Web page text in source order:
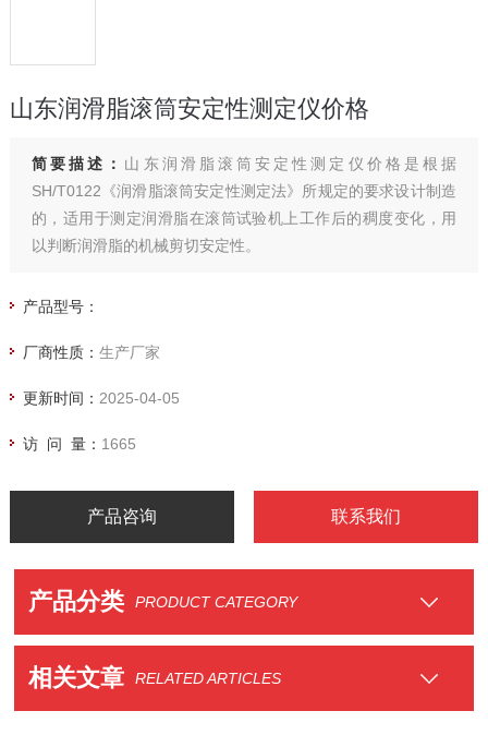
山东润滑脂滚筒安定性测定仪价格
简要描述： 山东润滑脂滚筒安定性测定仪价格是根据
SH/T0122《润滑脂滚筒安定性测定法》所规定的要求设计制造
的，适用于测定润滑脂在滚筒试验机上工作后的稠度变化，用
以判断润滑脂的机械剪切安定性。
产品型号：
厂商性质： 生产厂家
更新时间： 2025-04-05
访 问 量： 1665
产品咨询 联系我们
产品分类 PRODUCT CATEGORY
相关文章 RELATED ARTICLES